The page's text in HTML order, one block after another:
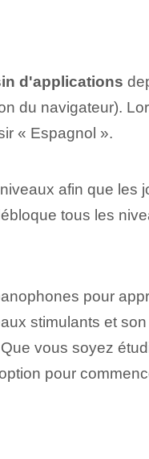
d'applications
du navigateur).
« Espagnol ».
afin ⁢que les
tous les
pour
stimulants et
vous soyez
pour